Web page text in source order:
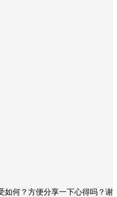
如何？方便分享一下心得吗？谢